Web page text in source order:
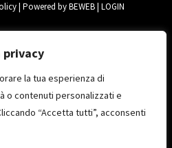
privacy
la tua esperienza di
o contenuti personalizzati e
“Accetta tutti”, acconsenti
| Powered byBEWEB| LOGIN